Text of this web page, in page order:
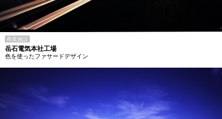
商業施設
岳石電気本社工場
色を使ったファサードデザイン